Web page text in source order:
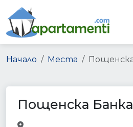
Начало Места
Пощенска